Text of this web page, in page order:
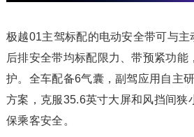
极越01主驾标配的电动安全带可与
后排安全带均标配限力、带预紧功能
护。全车配备6气囊，副驾应用自主
方案，克服35.6英寸大屏和风挡间狭
保乘客安全。